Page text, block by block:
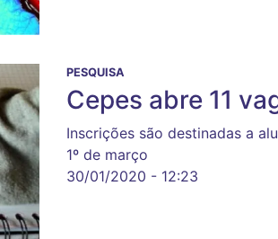
PESQUISA
Cepes abre 11
Inscrições são destinadas a
1º de março
30/01/2020 - 12:23